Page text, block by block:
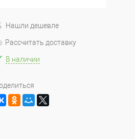
Нашли дешевле
Рассчитать доставку
В наличии